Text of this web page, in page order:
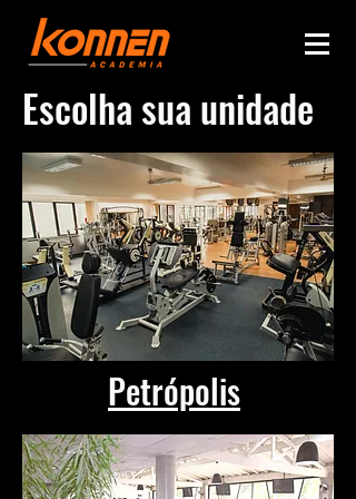
Escolha sua unidade
Petrópolis